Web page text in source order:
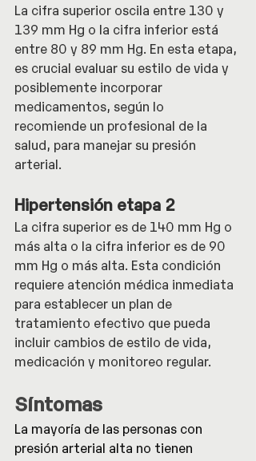
La cifra superior oscila entre 130 y
139 mm Hg o la cifra inferior está
entre 80 y 89 mm Hg. En esta etapa,
es crucial evaluar su estilo de vida y
posiblemente incorporar
medicamentos, según lo
recomiende un profesional de la
salud, para manejar su presión
arterial.
Hipertensión etapa 2
La cifra superior es de 140 mm Hg o
más alta o la cifra inferior es de 90
mm Hg o más alta. Esta condición
requiere atención médica inmediata
para establecer un plan de
tratamiento efectivo que pueda
incluir cambios de estilo de vida,
medicación y monitoreo regular.
Síntomas
La mayoría de las personas con
presión arterial alta no tienen